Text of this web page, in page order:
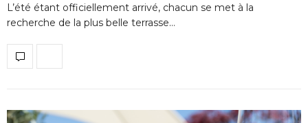
L’été étant officiellement arrivé, chacun se met à la
recherche de la plus belle terrasse…